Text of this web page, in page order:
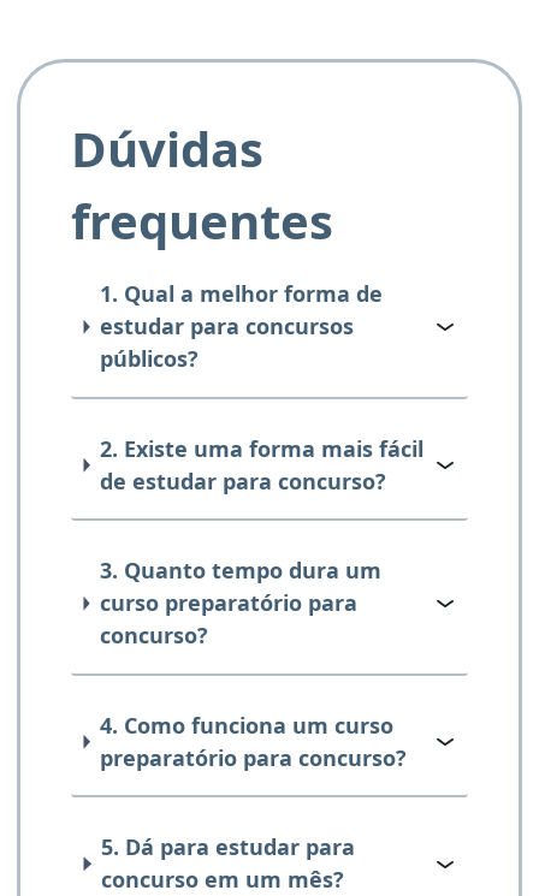
Dúvidas
frequentes
1. Qual a melhor forma de
estudar para concursos
públicos?
2. Existe uma forma mais fácil
de estudar para concurso?
3. Quanto tempo dura um
curso preparatório para
concurso?
4. Como funciona um curso
preparatório para concurso?
5. Dá para estudar para
concurso em um mês?